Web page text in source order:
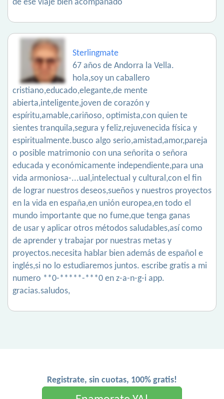
de ese viaje bien acompañado
Sterlingmate
67 años de Andorra la Vella.
hola,soy un caballero
cristiano,educado,elegante,de mente
abierta,inteligente,joven de corazón y
espíritu,amable,cariñoso, optimista,con quien te
sientes tranquila,segura y feliz,rejuvenecida física y
espiritualmente.busco algo serio,amistad,amor,pareja
o posible matrimonio con una señorita o señora
educada y económicamente independiente,para una
vida armoniosa-...ual,intelectual y cultural,con el fin
de lograr nuestros deseos,sueños y nuestros proyectos
en la vida en españa,en unión europea,en todo el
mundo importante que no fume,que tenga ganas
de usar y aplicar otros métodos saludables,así como
de aprender y trabajar por nuestras metas y
proyectos.necesita hablar bien además de español e
inglés,si no lo estudiaremos juntos. escribe gratis a mi
numero **0-*****-***0 en z-a-n-g-i app.
gracias.saludos,
Registrate, sin cuotas, 100% gratis!